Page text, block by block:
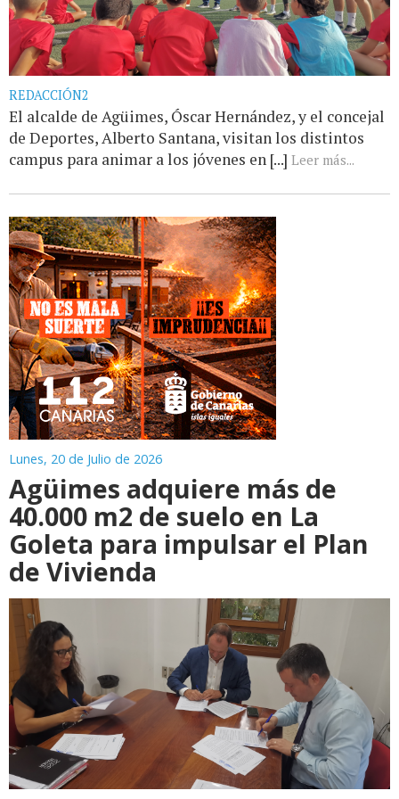
REDACCIÓN2
El alcalde de Agüimes, Óscar Hernández, y el concejal
de Deportes, Alberto Santana, visitan los distintos
campus para animar a los jóvenes en [...] Leer más...
Lunes, 20 de Julio de 2026
Agüimes adquiere más de
40.000 m2 de suelo en La
Goleta para impulsar el Plan
de Vivienda